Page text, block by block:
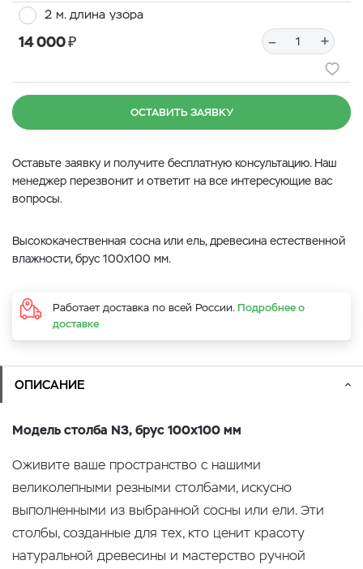
2 м. длина узора
14 000₽ – +
ОСТАВИТЬ ЗАЯВКУ
Оставьте заявку и получите бесплатную консультацию. Наш
менеджер перезвонит и ответит на все интересующие вас
вопросы.
Высококачественная сосна или ель, древесина естественной
влажности, брус 100x100 мм.
Работает доставка по всей России. Подробнее о
доставке
ОПИСАНИЕ
Модель столба N3, брус 100x100 мм
Оживите ваше пространство с нашими
великолепными резными столбами, искусно
выполненными из выбранной сосны или ели. Эти
столбы, созданные для тех, кто ценит красоту
натуральной древесины и мастерство ручной